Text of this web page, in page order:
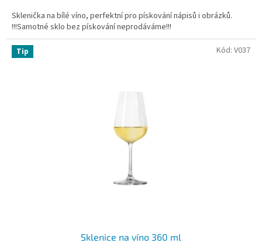
Sklenička na bílé víno, perfektní pro pískování nápisů i obrázků.
!!!Samotné sklo bez pískování neprodáváme!!!
Tip
Sklenice na víno 360 ml
Kód: V037